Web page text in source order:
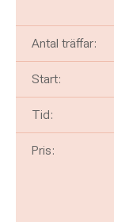
Antal träffar:
Start:
Tid:
Pris: